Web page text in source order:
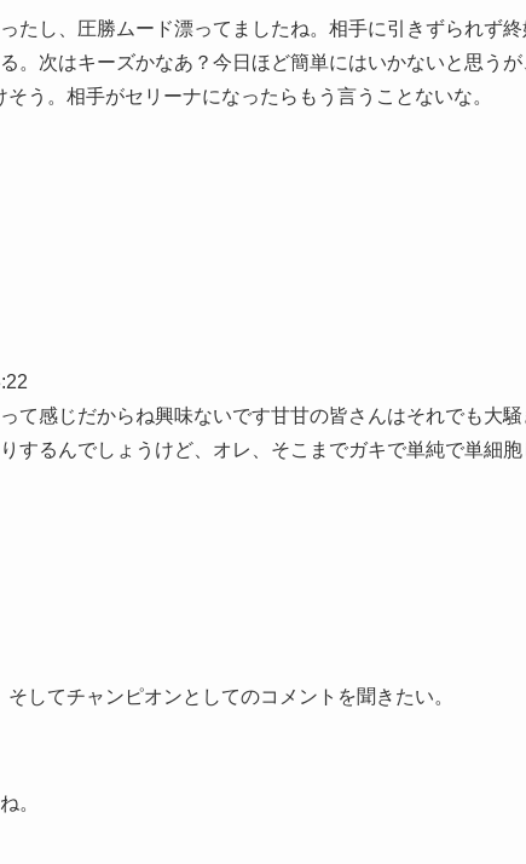
たし、圧勝ムード漂ってましたね。相手に引きずられず終
。次はキーズかなあ？今日ほど簡単にはいかないと思うが
う。相手がセリーナになったらもう言うことないな。
て感じだからね興味ないです甘甘の皆さんはそれでも大騒
するんでしょうけど、オレ、そこまでガキで単純で単細胞
してチャンピオンとしてのコメントを聞きたい。
。